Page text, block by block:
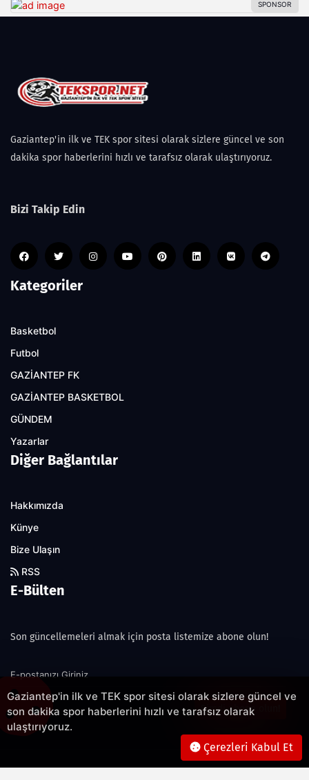
Gaziantep'in ilk ve TEK spor sitesi olarak sizlere güncel ve son
dakika spor haberlerini hızlı ve tarafsız olarak ulaştırıyoruz.
Bizi Takip Edin
Kategoriler
Basketbol
Futbol
GAZİANTEP FK
GAZİANTEP BASKETBOL
GÜNDEM
Yazarlar
Diğer Bağlantılar
Hakkımızda
Künye
Bize Ulaşın
RSS
E-Bülten
Son güncellemeleri almak için posta listemize abone olun!
Şimdi abone olun!
Gaziantep'in ilk ve TEK spor sitesi olarak sizlere güncel ve
son dakika spor haberlerini hızlı ve tarafsız olarak
ulaştırıyoruz.
Çerezleri Kabul Et